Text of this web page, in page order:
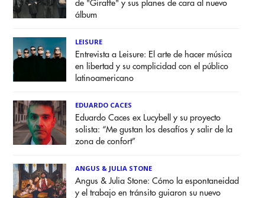
de "Giraffe" y sus planes de cara al nuevo
álbum
LEISURE
Entrevista a Leisure: El arte de hacer música
en libertad y su complicidad con el público
latinoamericano
EDUARDO CACES
Eduardo Caces ex Lucybell y su proyecto
solista: “Me gustan los desafíos y salir de la
zona de confort”
ANGUS & JULIA STONE
Angus & Julia Stone: Cómo la espontaneidad
y el trabajo en tránsito guiaron su nuevo